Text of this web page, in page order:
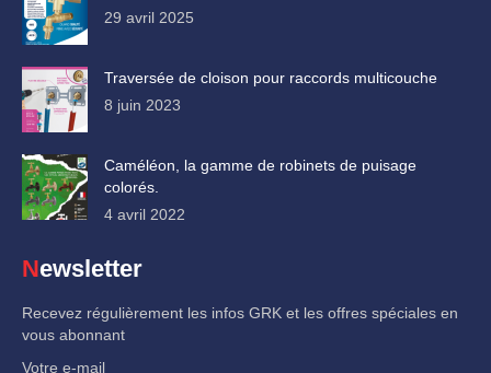
29 avril 2025
Traversée de cloison pour raccords multicouche
8 juin 2023
Caméléon, la gamme de robinets de puisage
colorés.
4 avril 2022
Newsletter
Recevez régulièrement les infos GRK et les offres spéciales en
vous abonnant
Votre e-mail